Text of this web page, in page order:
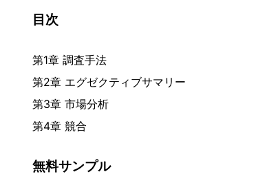
目次
第1章 調査手法
第2章 エグゼクティブサマリー
第3章 市場分析
第4章 競合
無料サンプル